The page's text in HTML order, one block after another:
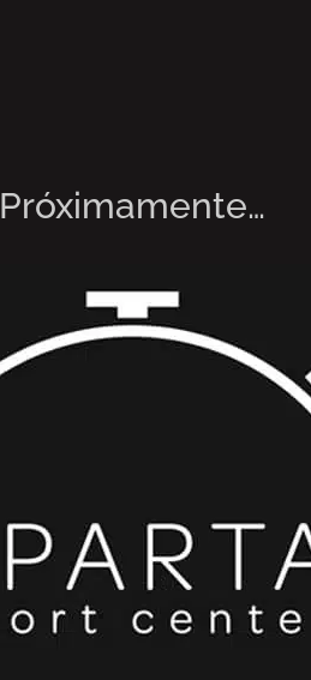
Próximamente…